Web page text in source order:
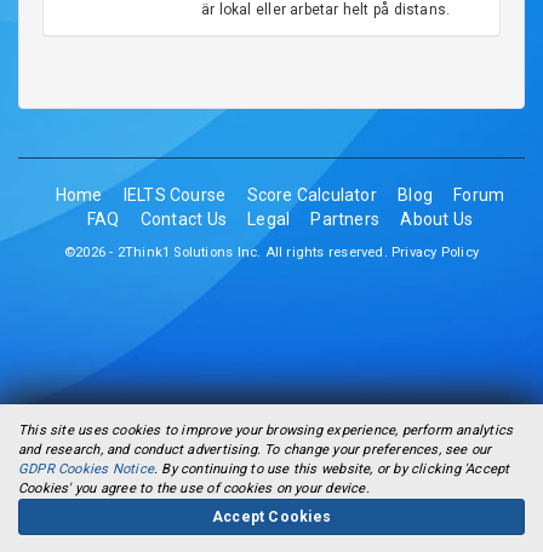
This site uses cookies to improve your browsing experience, perform analytics
and research, and conduct advertising. To change your preferences, see our
GDPR Cookies Notice. By continuing to use this website, or by clicking 'Accept
Cookies' you agree to the use of cookies on your device.
Accept Cookies
är lokal eller arbetar helt på distans.
Home IELTS Course Score Calculator Blog
Forum
FAQ
Contact Us Legal Partners About Us
©2026 - 2Think1 Solutions Inc. All rights reserved. Privacy Policy